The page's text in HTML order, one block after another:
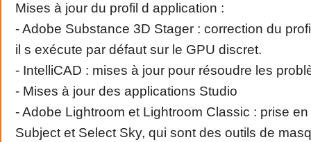
Mises à jour du profil d application :
- Adobe Substance 3D Stager : correction du
il s exécute par défaut sur le GPU discret.
- IntelliCAD : mises à jour pour résoudre les
- Mises à jour des applications Studio
- Adobe Lightroom et Lightroom Classic : prise
Subject et Select Sky, qui sont des outils de